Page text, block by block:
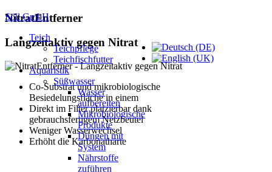
Söll GmbH
Teich
Teichpflege
Teichfischfutter
Aquaristik
Süßwasser
Wasser
aufbereiten
Mikrobiologische
Produkte
Düngen mit
System
Nährstoffe
zuführen
NitratEntferner
Langzeitaktiv gegen Nitrat
Co-Substrat und mikrobiologische
Besiedelungsfläche in einem
Direkt im Filter platzierbar dank
gebrauchsfertigem Netzbeutel
Weniger Wasserwechsel
Erhöht die Karbonathärte